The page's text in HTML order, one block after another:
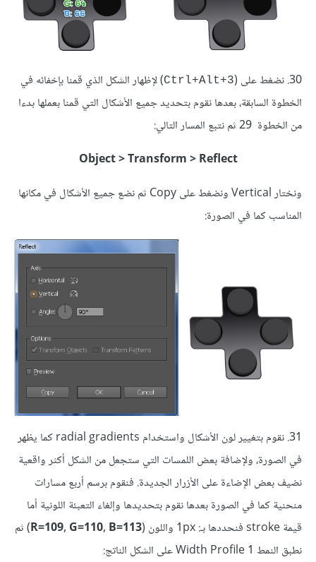
30. نضغط على ( Ctrl+Alt+3) لإظهار الشكل الذي قمنا بإخفائه في
الخطوة السابقة، بعدها نقوم بتحديد جميع الأشكال التي قمنا بعملها بدءا
من الخطوة 29 ثم نتبع المسار التالي:
Object > Transform > Reflect
ونختار Vertical ونضغط على Copy ثم نضع جميع الأشكال في مكانها
المناسب كما في الصورة:
31. نقوم بتغيير لون الأشكال واستخدام radial gradients كما يظهر
في الصورة، ولإضافة بعض اللمسات التي ستجعل من الشكل أكثر واقعية
نضيف بعض الإضاءة على الأزرار الجديدة. فنقوم برسم أربع مسارات
منحنية كما في الصورة بعدها نقوم بتحديدها وإلغاء التعبئة اللونية أما
قيمة stroke فنحددها بـ: 1px واللون (
R=109, G=110, B=113) ثم
نطبق النمط Width Profile 1 على الشكل الناتج: